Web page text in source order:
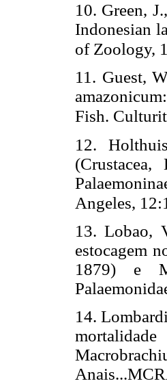
10. Green,
Indonesian
of Zoology,
11. Guest,
Fish.
12.
Angeles,
13. Lobao,
estocagem
1879) e
14.